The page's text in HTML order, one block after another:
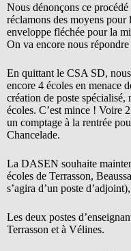
Nous dénonçons ce
réclamons des moyens
enveloppe fléchée pour la
On va encore nous
En quittant le CSA SD,
encore 4 écoles en menace
création de poste
écoles. C’est mince ! Voire
un comptage à la rentrée
Chancelade.
La DASEN souhaite
écoles de Terrasson,
s’agira d’un poste
Les deux postes
Terrasson et à Vélines.